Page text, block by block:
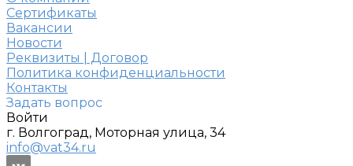
Сертификаты
Вакансии
Новости
Реквизиты | Договор
Политика конфиденциальности
Контакты
Задать вопрос
Войти
г. Волгоград, Моторная улица, 34
info@vat34.ru